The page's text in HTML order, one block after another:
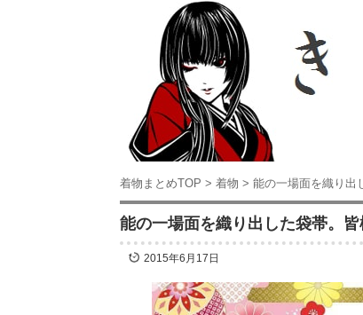
着物まとめTOP > 着物 > 能の一場面を織り出
能の一場面を織り出した袋帯。
2015年6月17日